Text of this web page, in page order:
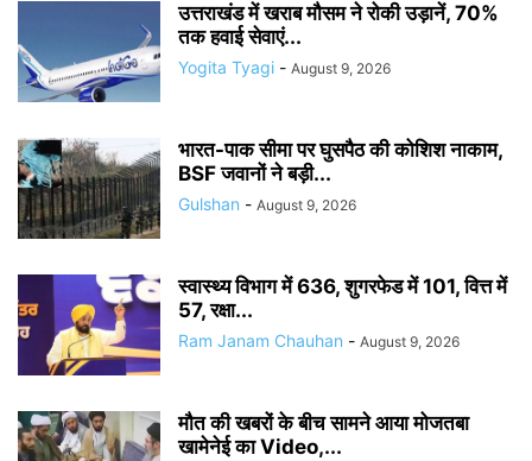
उत्तराखंड में खराब मौसम ने रोकी उड़ानें, 70%
तक हवाई सेवाएं...
Yogita Tyagi - August 9, 2026
भारत-पाक सीमा पर घुसपैठ की कोशिश नाकाम,
BSF जवानों ने बड़ी...
Gulshan - August 9, 2026
स्वास्थ्य विभाग में 636, शुगरफेड में 101, वित्त में
57, रक्षा...
Ram Janam Chauhan - August 9, 2026
मौत की खबरों के बीच सामने आया मोजतबा
खामेनेई का Video,...